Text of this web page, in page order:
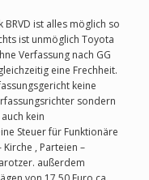
ist alles möglich so
ist unmöglich Toyota
Verfassung nach GG
eine Frechheit.
keine
sondern
kein
Steuer für Funktionäre
, Parteien –
außerdem